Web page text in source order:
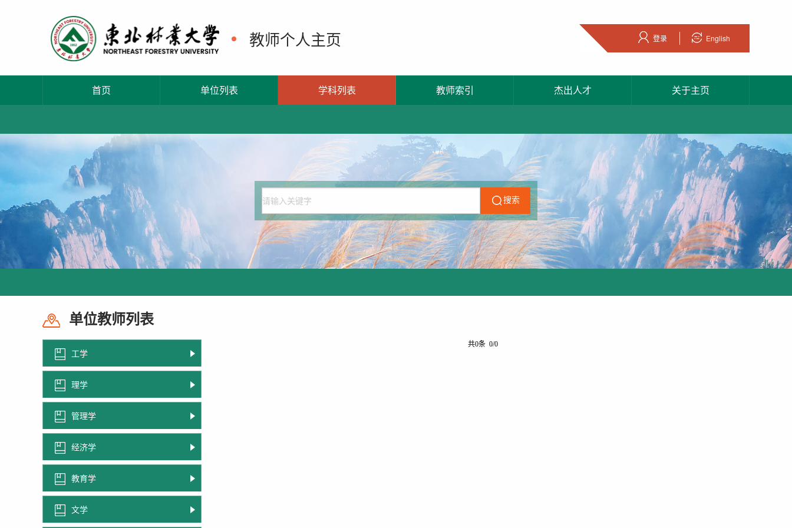
教师个人主页 登录 English
首页 单位列表 学科列表 教师索引 杰出人才 关于主页
搜索
单位教师列表
工学
理学
管理学
经济学
教育学
文学
共0条 0/0